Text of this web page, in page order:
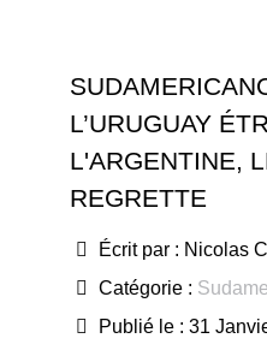
L’URUGUAY
L'ARGENTINE,
REGRETTE
Écrit par : Nicolas
Catégorie :
Publié le : 31